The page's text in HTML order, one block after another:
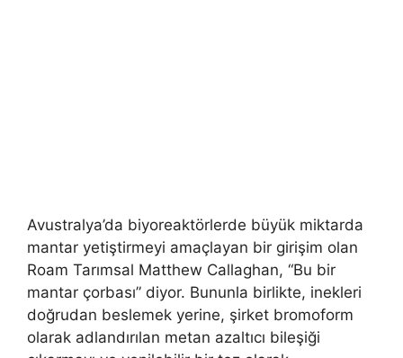
Avustralya’da biyoreaktörlerde büyük miktarda
mantar yetiştirmeyi amaçlayan bir girişim olan
Roam Tarımsal Matthew Callaghan, “Bu bir
mantar çorbası” diyor. Bununla birlikte, inekleri
doğrudan beslemek yerine, şirket bromoform
olarak adlandırılan metan azaltıcı bileşiği